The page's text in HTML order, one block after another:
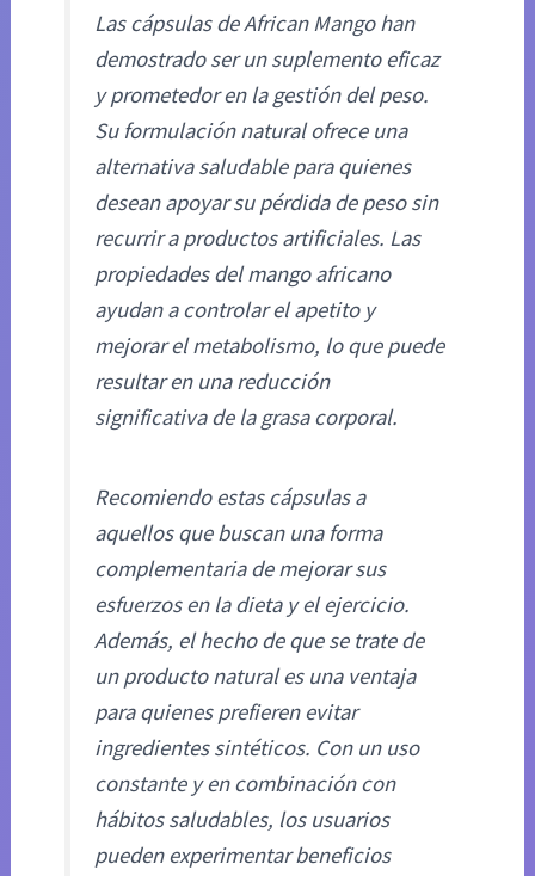
Las cápsulas de African Mango han
demostrado ser un suplemento eficaz
y prometedor en la gestión del peso.
Su formulación natural ofrece una
alternativa saludable para quienes
desean apoyar su pérdida de peso sin
recurrir a productos artificiales. Las
propiedades del mango africano
ayudan a controlar el apetito y
mejorar el metabolismo, lo que puede
resultar en una reducción
significativa de la grasa corporal.
Recomiendo estas cápsulas a
aquellos que buscan una forma
complementaria de mejorar sus
esfuerzos en la dieta y el ejercicio.
Además, el hecho de que se trate de
un producto natural es una ventaja
para quienes prefieren evitar
ingredientes sintéticos. Con un uso
constante y en combinación con
hábitos saludables, los usuarios
pueden experimentar beneficios